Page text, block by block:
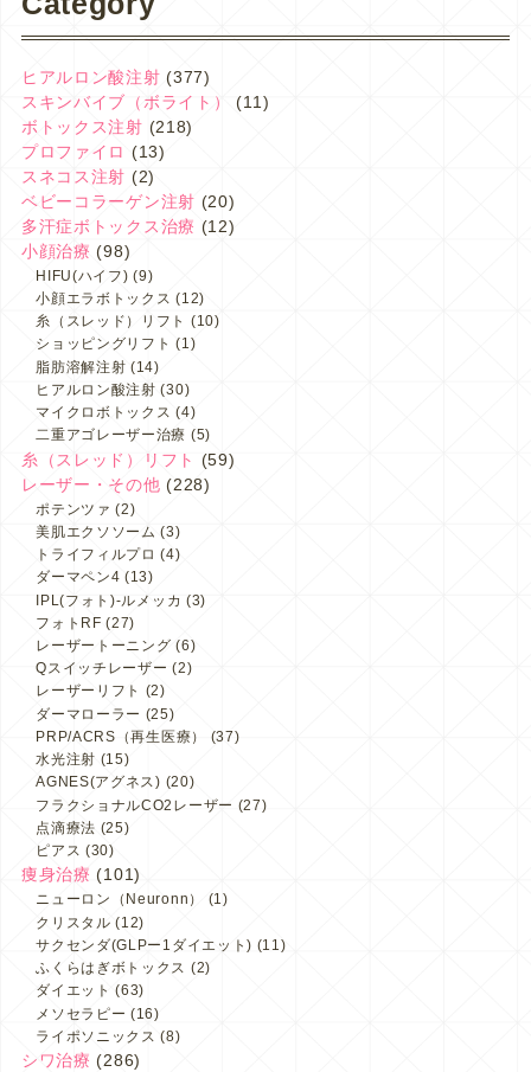
ヒアルロン酸注射 (377)
スキンバイブ（ボライト）
(11)
ボトックス注射 (218)
プロファイロ (13)
スネコス注射 (2)
ベビーコラーゲン注射 (20)
多汗症ボトックス治療 (12)
小顔治療 (98)
HIFU(ハイフ) (9)
小顔エラボトックス (12)
糸（スレッド）リフト (10)
ショッピングリフト (1)
脂肪溶解注射 (14)
ヒアルロン酸注射 (30)
マイクロボトックス (4)
二重アゴレーザー治療 (5)
糸（スレッド）リフト
(59)
レーザー・その他 (228)
ポテンツァ (2)
美肌エクソソーム (3)
トライフィルプロ (4)
ダーマペン4 (13)
IPL(フォト)-ルメッカ (3)
フォトRF (27)
レーザートーニング (6)
Qスイッチレーザー (2)
レーザーリフト (2)
ダーマローラー (25)
PRP/ACRS（再生医療）
(37)
水光注射 (15)
AGNES(アグネス) (20)
フラクショナルCO2レーザー (27)
点滴療法 (25)
ピアス (30)
痩身治療 (101)
ニューロン（Neuronn）
(1)
クリスタル (12)
サクセンダ(GLPー1ダイエット) (11)
ふくらはぎボトックス (2)
ダイエット (63)
メソセラピー (16)
ライポソニックス (8)
シワ治療 (286)